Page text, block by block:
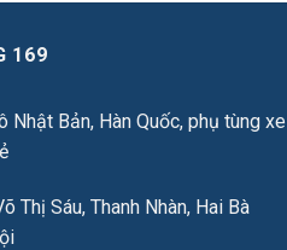
169
Nhật Bản, Hàn Quốc, phụ tùng xe
Thị Sáu, Thanh Nhàn, Hai Bà